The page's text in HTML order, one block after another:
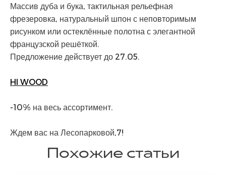
Массив дуба и бука, тактильная рельефная
фрезеровка, натуральный шпон с неповторимым
рисунком или остеклённые полотна с элегантной
французской решёткой.
Предложение действует до 27.05.
HI WOOD
-10% на весь ассортимент.
Ждем вас на Лесопарковой,7!
Похожие статьи